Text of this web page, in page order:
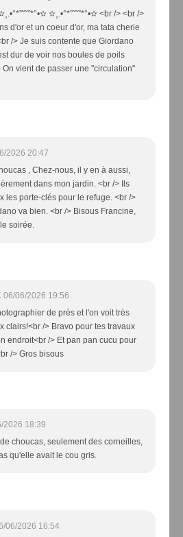
✫¸.•°*”˜˜”*°•✫ <br /> <br />
d'or et un coeur d'or, ma tata cherie
/> Je suis contente que Giordano
dur de voir nos boules de poils
On vient de passer une "circulation"
2026 20:47
, Chez-nous, il y en à aussi,
dans mon jardin. <br /> Ils
les porte-clés pour le refuge. <br />
va bien. <br /> Bisous Francine,
soirée.
06/06/2026 19:56
de près et l'on voit très
clairs!<br /> Bravo pour tes travaux
endroit<br /> Et pan pan cucu pour
/> Gros bisous
2026 18:39
choucas, seulement des corneilles,
qu'elle avait le cou gris.
06/2026 16:54